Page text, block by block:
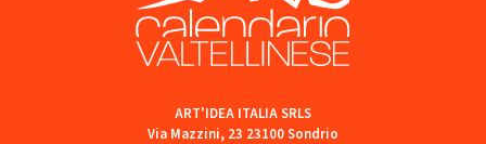
ART'IDEA ITALIA SRLS
Via Mazzini, 23 23100 Sondrio